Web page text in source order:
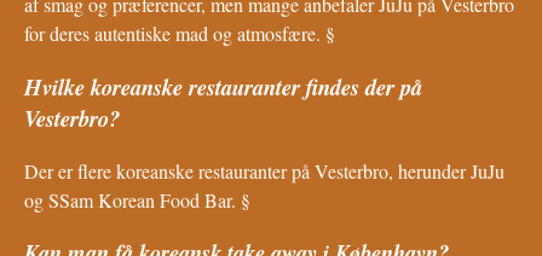
for deres autentiske mad og atmosfære. §
Hvilke koreanske restauranter findes der på
Vesterbro?
Der er flere koreanske restauranter på Vesterbro, herunder JuJu
og SSam Korean Food Bar. §